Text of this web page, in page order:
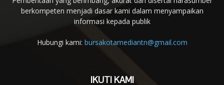
berkompeten menjadi dasar kami dalam menyampaikan
informasi kepada publik
Hubungi kami: bursakotamediantn@gmail.com
IKUTI KAMI